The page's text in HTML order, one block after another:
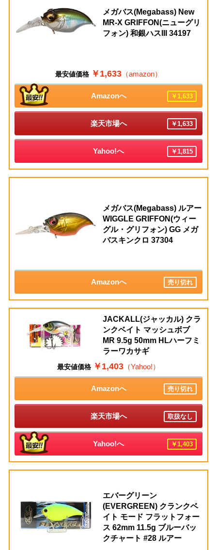
メガバス(Megabass) New
MR-X GRIFFON(ニューグリ
フォン) 和銀ハスIII 34197
最安値価格 ￥1,633 （amazon）
Amazonへ ￥1,633
楽天市場へ ￥1,633
Yahoo!へ ￥1,815
メガバス(Megabass) ルアー
WIGGLE GRIFFON(ウィー
グル・グリフォン) GG メガ
バスキンクロ 37304
Amazonへ 売り切れ
JACKALL(ジャッカル) クラ
ンクベイト マッシュボブ
MR 9.5g 50mm HLハーフミ
ラーワカサギ
最安値価格 ￥1,403 （Yahoo!）
Amazonへ 売り切れ
楽天市場へ 取扱なし
Yahoo!へ ￥1,403
エバーグリーン
(EVERGREEN) クランクベ
イト モード フラットフォー
ス 62mm 11.5g ブルーバッ
クチャート #28 ルアー